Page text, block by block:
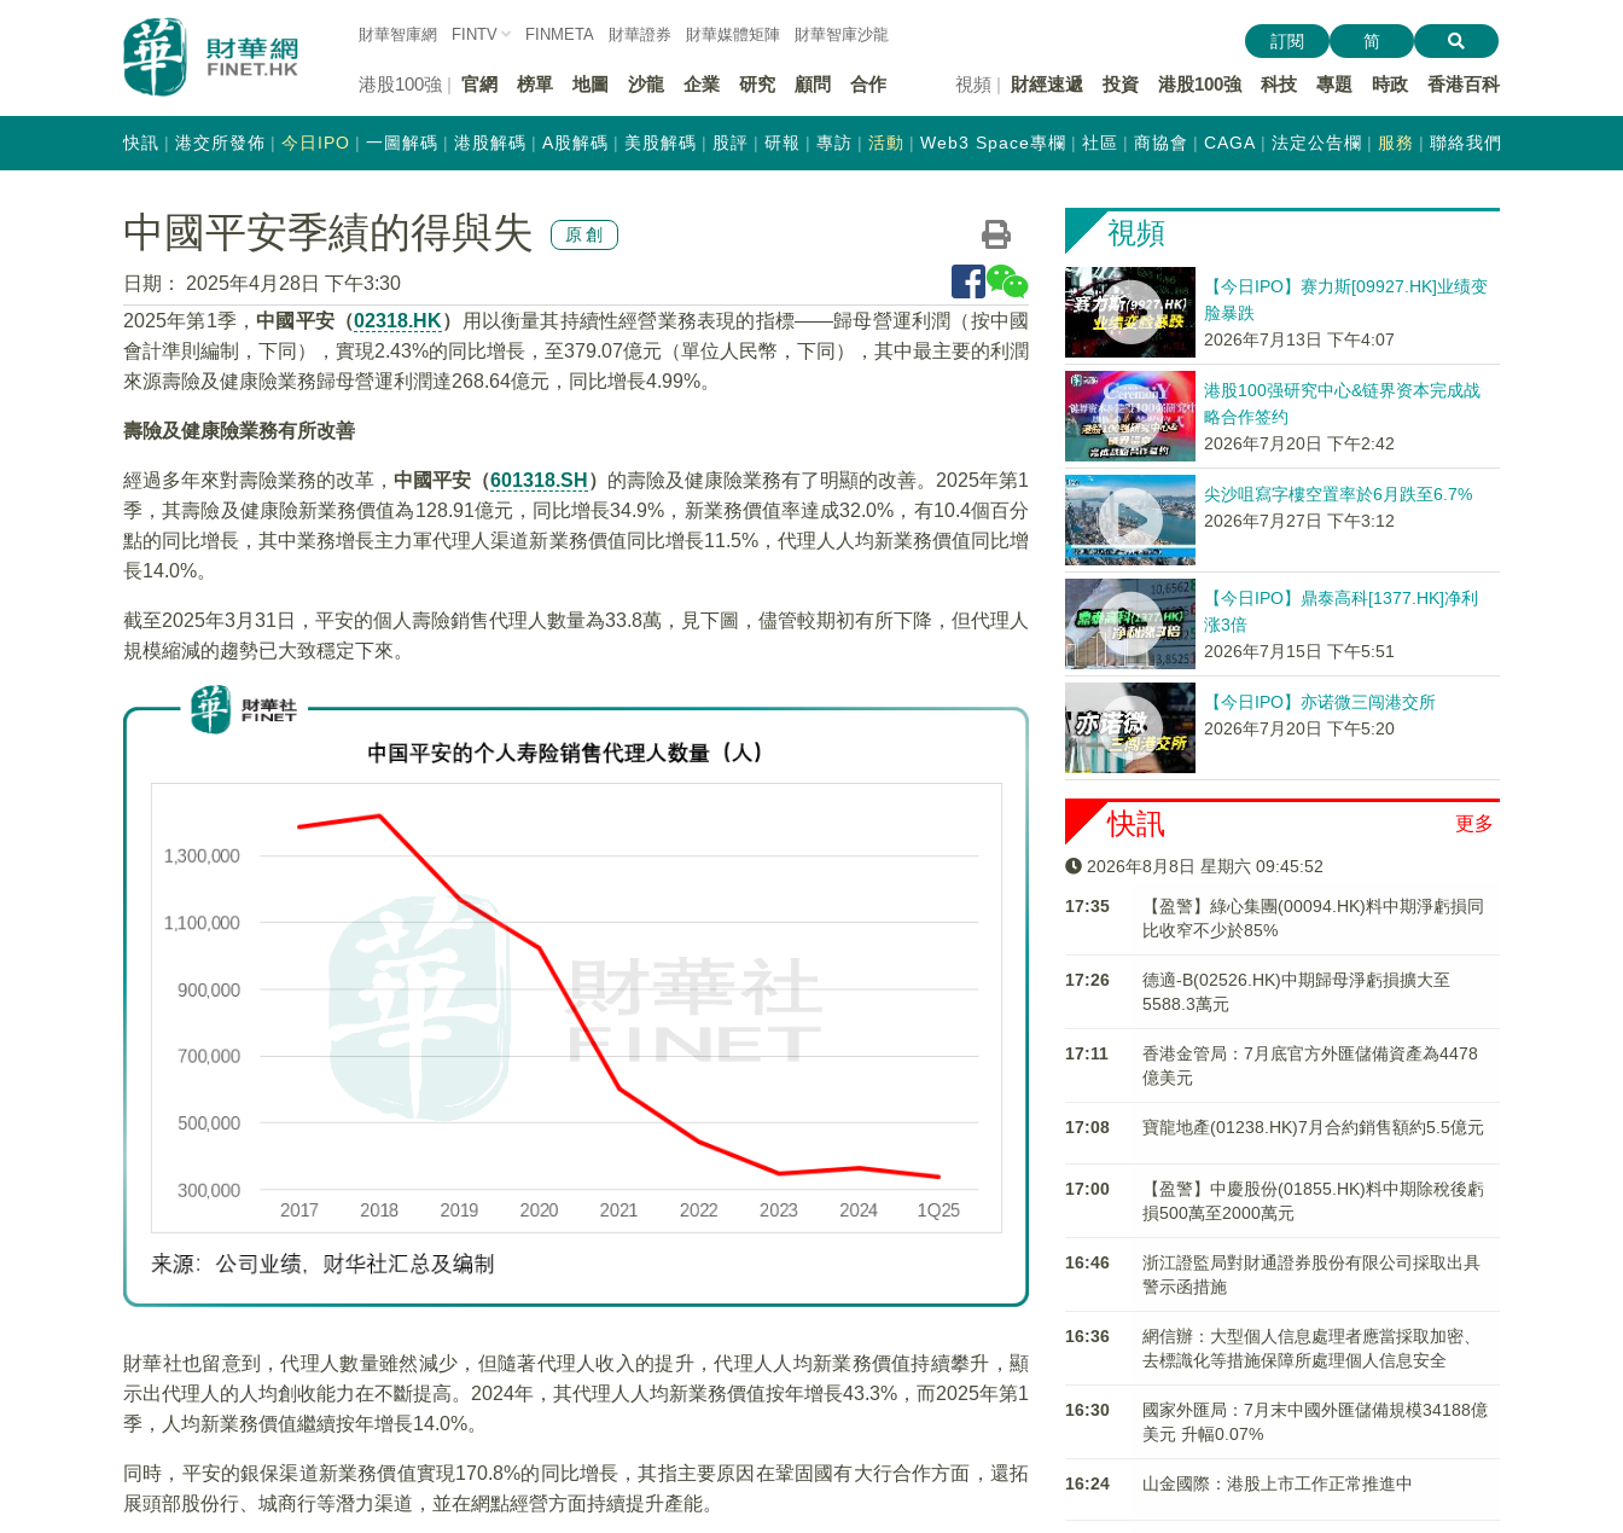
財華智庫網 FINTV FINMETA 財華證券 財華媒體矩陣 財華智庫沙龍
港股100強 官網 榜單 地圖 沙龍 企業 研究 顧問 合作 視頻 財經速遞 投資 港股100強 科技 專題 時政 香港百科
訂閱 简
快訊 港交所發佈 今日IPO 一圖解碼 港股解碼 A股解碼 美股解碼 股評 研報 專訪 活動 Web3 Space專欄 社區 商協會 CAGA 法定公告欄 服務 聯絡我們
中國平安季績的得與失 原創
日期：
2025年4月28日 下午3:30
2025年第1季， 中國平安（02318.HK）
用以衡量其持續性經營業務表現的指標——歸母營運利潤（按中國
會計準則編制，下同），實現2.43%的同比增長，至379.07億元（單位人民幣，下同），其中最主要的利潤
來源壽險及健康險業務歸母營運利潤達268.64億元，同比增長4.99%。
壽險及健康險業務有所改善
經過多年來對壽險業務的改革， 中國平安（601318.SH ） 的壽險及健康險業務有了明顯的改善。2025年第1
季，其壽險及健康險新業務價值為128.91億元，同比增長34.9%，新業務價值率達成32.0%，有10.4個百分
點的同比增長，其中業務增長主力軍代理人渠道新業務價值同比增長11.5%，代理人人均新業務價值同比增
長14.0%。
截至2025年3月31日，平安的個人壽險銷售代理人數量為33.8萬，見下圖，儘管較期初有所下降，但代理人
規模縮減的趨勢已大致穩定下來。
財華社也留意到，代理人數量雖然減少，但隨著代理人收入的提升，代理人人均新業務價值持續攀升，顯
示出代理人的人均創收能力在不斷提高。2024年，其代理人人均新業務價值按年增長43.3%，而2025年第1
季，人均新業務價值繼續按年增長14.0%。
同時，平安的銀保渠道新業務價值實現170.8%的同比增長，其指主要原因在鞏固國有大行合作方面，還拓
展頭部股份行、城商行等潛力渠道，並在網點經營方面持續提升產能。
視頻
【今日IPO】赛力斯[09927.HK]业绩变
脸暴跌
2026年7月13日 下午4:07
港股100强研究中心&链界资本完成战
略合作签约
2026年7月20日 下午2:42
尖沙咀寫字樓空置率於6月跌至6.7%
2026年7月27日 下午3:12
【今日IPO】鼎泰高科[1377.HK]净利
涨3倍
2026年7月15日 下午5:51
【今日IPO】亦诺微三闯港交所
2026年7月20日 下午5:20
更多
快訊
2026年8月8日 星期六 09:45:53
17:35
【盈警】綠心集團(00094.HK)料中期淨虧損同
比收窄不少於85%
17:26
德適-B(02526.HK)中期歸母淨虧損擴大至
5588.3萬元
17:11
香港金管局：7月底官方外匯儲備資產為4478
億美元
17:08 寶龍地產(01238.HK)7月合約銷售額約5.5億元
17:00
【盈警】中慶股份(01855.HK)料中期除稅後虧
損500萬至2000萬元
16:46
浙江證監局對財通證券股份有限公司採取出具
警示函措施
16:36
網信辦：大型個人信息處理者應當採取加密、
去標識化等措施保障所處理個人信息安全
16:30
國家外匯局：7月末中國外匯儲備規模34188億
美元 升幅0.07%
16:24 山金國際：港股上市工作正常推進中